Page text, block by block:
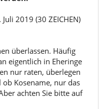
2019 (30 ZEICHEN)
überlassen. Häufig
eigentlich in Eheringe
nur raten, überlegen
Kosename, nur das
achten Sie bitte auf